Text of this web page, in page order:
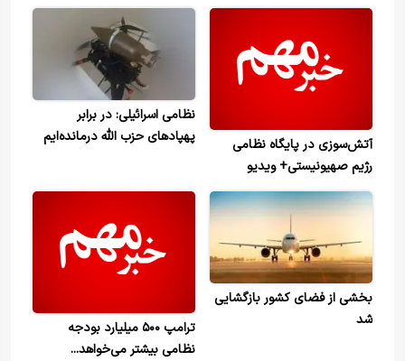
آتش‌سوزی در پایگاه نظامی
رژیم صهیونیستی+ ویدیو
نظامی اسرائیلی: در برابر
پهپادهای حزب الله درمانده‌ایم
بخشی از فضای کشور بازگشایی
شد
ترامپ ۵۰۰ میلیارد بودجه
نظامی بیشتر می‌خواهد...